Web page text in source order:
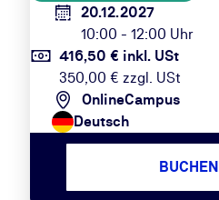
20.12.2027
10:00 - 12:00 Uhr
416,50 € inkl. USt
350,00 € zzgl. USt
OnlineCampus
Deutsch
BUCHEN